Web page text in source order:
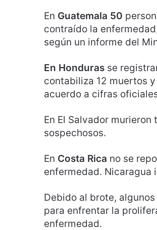
En Guatemala 50
contraído la
según un informe del
En Honduras se
contabiliza 12 muertos
acuerdo a cifras
En El Salvador murieron
sospechosos.
En Costa Rica no se
enfermedad. Nicaragua
Debido al brote,
para enfrentar la
enfermedad.